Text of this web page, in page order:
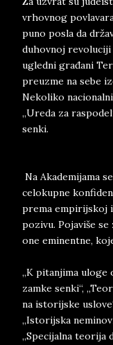
vrhovnog
puno posla da
duhovnoj
ugledni građani
preuzme na sebe
Nekoliko
„Ureda za
senki.
Na Akademijama
celokupne
prema empirijskoj
pozivu. Pojaviše
one eminentne,
„K pitanjima uloge
zamke senki“,
na istorijske
„Istorijska
„Specijalna teorija